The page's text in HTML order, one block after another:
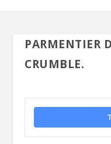
PARMENTIER
CRUMBLE.